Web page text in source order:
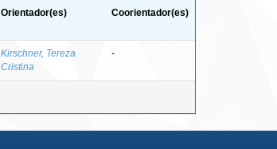
Orientador(es) Coorientador(es)
Kirschner, Tereza
Cristina
-